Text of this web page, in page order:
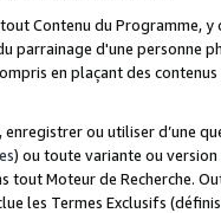
Contenu du Programme,
parrainage d'une personne
en plaçant des
enregistrer ou utiliser d’une
) ou toute variante ou
tout Moteur de Recherche.
les Termes Exclusifs